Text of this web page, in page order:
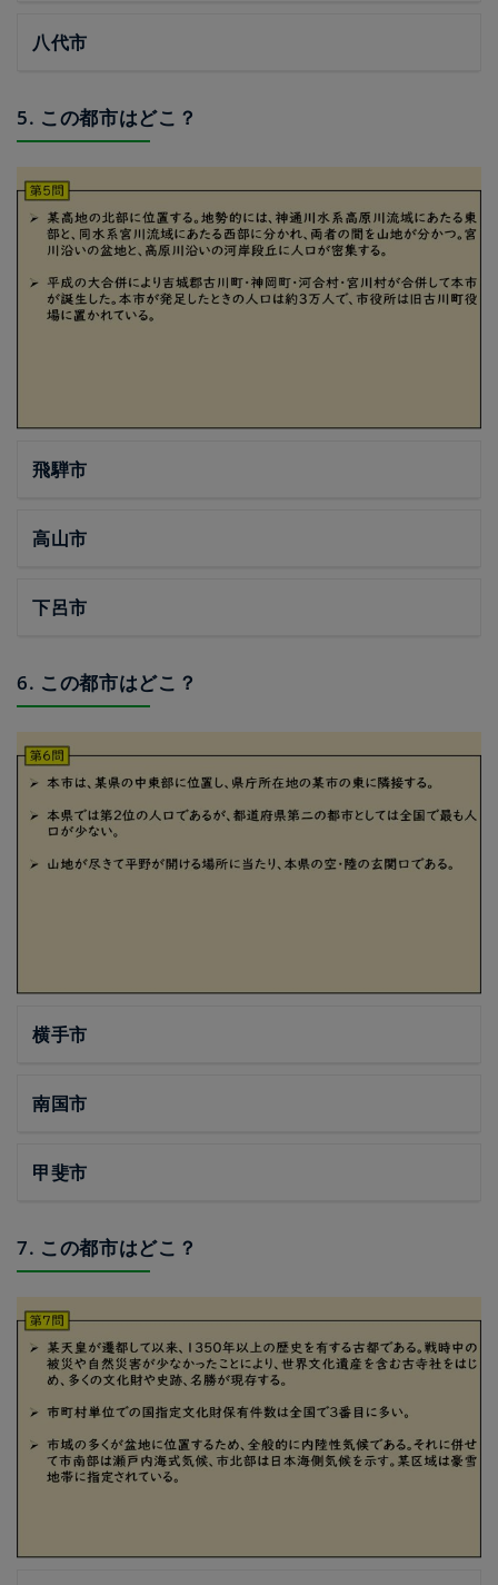
八代市
5. この都市はどこ？
飛騨市
高山市
下呂市
6. この都市はどこ？
横手市
南国市
甲斐市
7. この都市はどこ？